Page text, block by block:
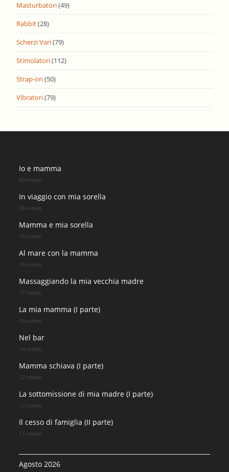
Masturbatori(49)
Rabbit(28)
Scherzi Vari(79)
Stimolatori(112)
Strap-on (50)
Vibratori(79)
Io e mamma
89 views
In viaggio con mia sorella
28 views
Mamma e mia sorella
19 views
Al mare con la mamma
18 views
Massaggiando la mia vecchia madre
17 views
La mia mamma (I parte)
16 views
Nel bar
14 views
Mamma schiava (I parte)
12 views
La sottomissione di mia madre (I parte)
12 views
Il cesso di famiglia (II parte)
11 views
Agosto 2026